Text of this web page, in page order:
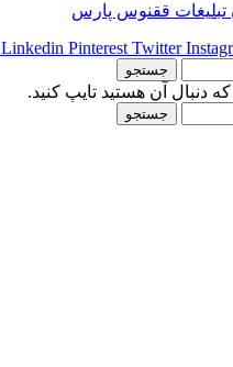
ققنوس پارس
Linkedin Pinterest Twitter
جستجو
دنبال آن هستید تایپ کنید.
جستجو